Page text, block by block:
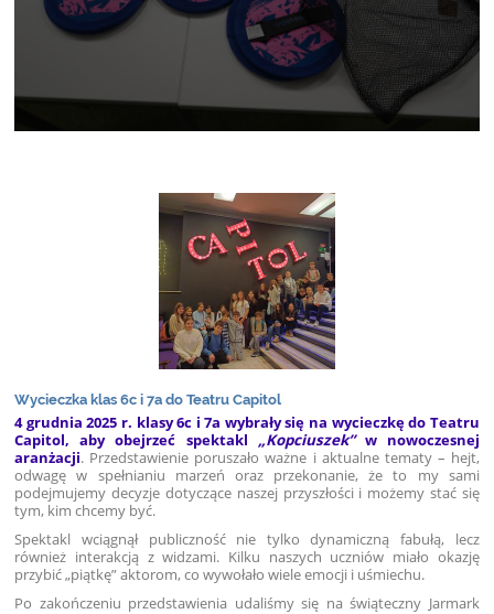
Wycieczka klas 6c i 7a do Teatru Capitol
4 grudnia 2025 r. klasy 6c i 7a wybrały się na wycieczkę do Teatru
Capitol, aby obejrzeć spektakl „Kopciuszek”w nowoczesnej
aranżacji. Przedstawienie poruszało ważne i aktualne tematy – hejt,
odwagę w spełnianiu marzeń oraz przekonanie, że to my sami
podejmujemy decyzje dotyczące naszej przyszłości i możemy stać się
tym, kim chcemy być.
Spektakl wciągnął publiczność nie tylko dynamiczną fabułą, lecz
również interakcją z widzami. Kilku naszych uczniów miało okazję
przybić „piątkę” aktorom, co wywołało wiele emocji i uśmiechu.
Po zakończeniu przedstawienia udaliśmy się na świąteczny Jarmark